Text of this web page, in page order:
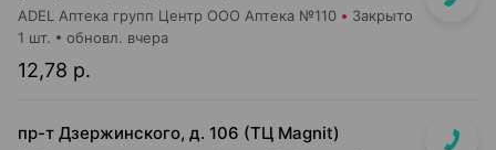
ADEL Аптека групп Центр ООО Аптека №110 Закрыто
12,78 р.
1 шт. обновл. вчера
пр-т Дзержинского, д. 106 (ТЦ Magnit)